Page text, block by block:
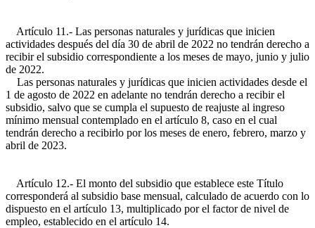
Artículo 11.- Las personas naturales y jurídicas que inicien
actividades después del día 30 de abril de 2022 no tendrán derecho a
recibir el subsidio correspondiente a los meses de mayo, junio y julio
de 2022.
Las personas naturales y jurídicas que inicien actividades desde el
1 de agosto de 2022 en adelante no tendrán derecho a recibir el
subsidio, salvo que se cumpla el supuesto de reajuste al ingreso
mínimo mensual contemplado en el artículo 8, caso en el cual
tendrán derecho a recibirlo por los meses de enero, febrero, marzo y
abril de 2023.
Artículo 12.- El monto del subsidio que establece este Título
corresponderá al subsidio base mensual, calculado de acuerdo con lo
dispuesto en el artículo 13, multiplicado por el factor de nivel de
empleo, establecido en el artículo 14.